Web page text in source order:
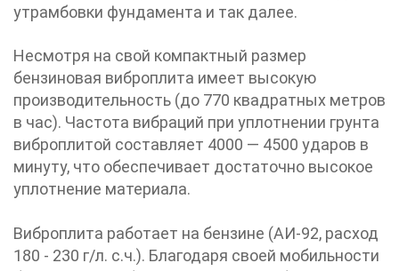
утрамбовки фундамента и так далее.
Несмотря на свой компактный размер
бензиновая виброплита имеет высокую
производительность (до 770 квадратных метров
в час). Частота вибраций при уплотнении грунта
виброплитой составляет 4000 — 4500 ударов в
минуту, что обеспечивает достаточно высокое
уплотнение материала.
Виброплита работает на бензине (АИ-92, расход
180 - 230 г/л. с.ч.). Благодаря своей мобильности